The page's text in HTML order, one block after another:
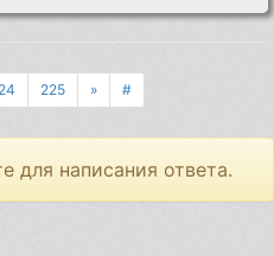
225 » #
для написания ответа.